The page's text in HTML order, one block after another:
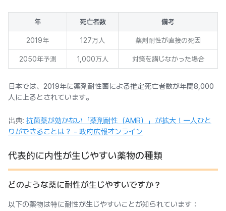
年 死亡者数 備考
2019年 127万人 薬剤耐性が直接の死因
2050年予測 1,000万人 対策を講じなかった場合
日本では、2019年に薬剤耐性菌による推定死亡者数が年間8,000
人に上るとされています。
出典: 抗菌薬が効かない「薬剤耐性（AMR）」が拡大！一人ひと
りができることは？ - 政府広報オンライン
代表的に内性が生じやすい薬物の種類
どのような薬に耐性が生じやすいですか？
以下の薬物は特に耐性が生じやすいことが知られています：